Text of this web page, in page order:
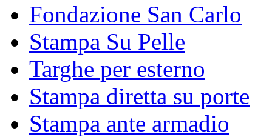
Fondazione San Carlo
Stampa Su Pelle
Targhe per esterno
Stampa diretta su porte
Stampa ante armadio